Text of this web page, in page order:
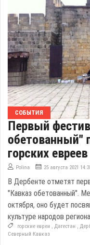
СОБЫТИЯ
Первый
обетованный"
горских евреев
Polina 25 августа 2021
В Дербенте отметят
"Кавказ обетованный".
октября, оно будет
культуре народов
горские евреи , Дагестан ,
Северный Кавказ